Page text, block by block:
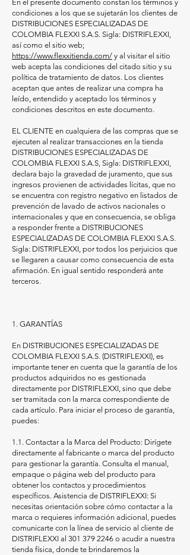
En el presente documento constan los términos y
condiciones a los que se sujetarán los clientes de
DISTRIBUCIONES ESPECIALIZADAS DE
COLOMBIA FLEXXI S.A.S. Sigla: DISTRIFLEXXI,
así como el sitio web;
https://www.flexxitienda.com/ y al visitar el sitio
web acepta las condiciones del citado sitio y su
política de tratamiento de datos. Los clientes
aceptan que antes de realizar una compra ha
leído, entendido y aceptado los términos y
condiciones descritos en este documento.
EL CLIENTE en cualquiera de las compras que se
ejecuten al realizar transacciones en la tienda
DISTRIBUCIONES ESPECIALIZADAS DE
COLOMBIA FLEXXI S.A.S, Sigla: DISTRIFLEXXI,
declara bajo la gravedad de juramento, que sus
ingresos provienen de actividades lícitas, que no
se encuentra con registro negativo en listados de
prevención de lavado de activos nacionales o
internacionales y que en consecuencia, se obliga
a responder frente a DISTRIBUCIONES
ESPECIALIZADAS DE COLOMBIA FLEXXI S.A.S.
Sigla: DISTRIFLEXXI, por todos los perjuicios que
se llegaren a causar como consecuencia de esta
afirmación. En igual sentido responderá ante
terceros.
1. GARANTÍAS
En DISTRIBUCIONES ESPECIALIZADAS DE
COLOMBIA FLEXXI S.A.S. (DISTRIFLEXXI), es
importante tener en cuenta que la garantía de los
productos adquiridos no es gestionada
directamente por DISTRIFLEXXI, sino que debe
ser tramitada con la marca correspondiente de
cada artículo. Para iniciar el proceso de garantía,
puedes:
1.1. Contactar a la Marca del Producto: Dirígete
directamente al fabricante o marca del producto
para gestionar la garantía. Consulta el manual,
empaque o página web del producto para
obtener los contactos y procedimientos
específicos. Asistencia de DISTRIFLEXXI: Si
necesitas orientación sobre cómo contactar a la
marca o requieres información adicional, puedes
comunicarte con la línea de servicio al cliente de
DISTRIFLEXXI al 301 379 2246 o acudir a nuestra
tienda física, donde te brindaremos la